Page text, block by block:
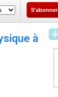
S'abonner
à